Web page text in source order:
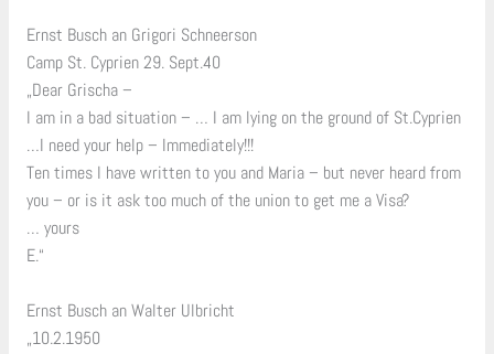
Ernst Busch an Grigori Schneerson
Camp St. Cyprien 29. Sept.40
„Dear Grischa –
I am in a bad situation – … I am lying on the ground of St.Cyprien
…I need your help – Immediately!!!
Ten times I have written to you and Maria – but never heard from
you – or is it ask too much of the union to get me a Visa?
… yours
E.“
Ernst Busch an Walter Ulbricht
„10.2.1950